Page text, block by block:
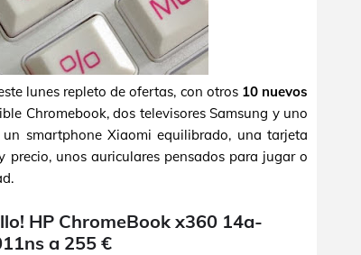
lunes repleto de ofertas, con otros 10 nuevos
Chromebook, dos televisores Samsung y uno
smartphone Xiaomi equilibrado, una tarjeta
unos auriculares pensados para jugar o
HP ChromeBook x360 14a-
a 255 €